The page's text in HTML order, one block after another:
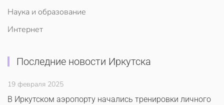
Наука и образование
Интернет
Последние новости Иркутска
19 февраля 2025
В Иркутском аэропорту начались тренировки личного